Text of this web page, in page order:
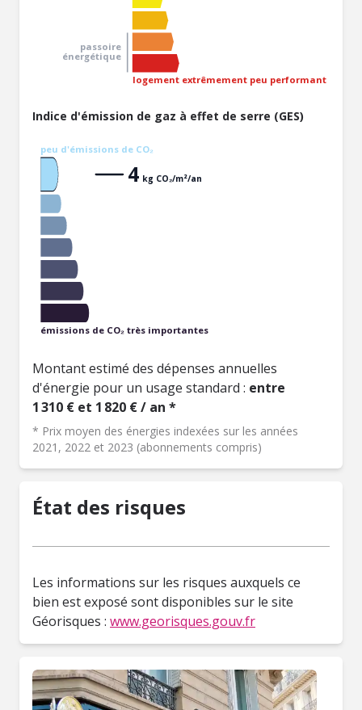
logement extrêmement peu performant
passoire
énergétique
Indice d'émission de gaz à effet de serre (GES)
peu d'émissions de CO₂
émissions de CO₂ très importantes
4 kg CO₂/m²/an
Montant estimé des dépenses annuelles
d'énergie pour un usage standard : entre
1 310 € et 1 820 € / an *
* Prix moyen des énergies indexées sur les années
2021, 2022 et 2023 (abonnements compris)
État des risques
Les informations sur les risques auxquels ce
bien est exposé sont disponibles sur le site
Géorisques : www.georisques.gouv.fr